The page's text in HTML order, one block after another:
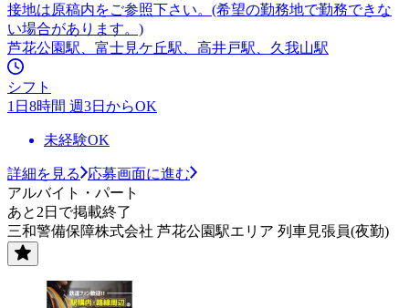
接地は原稿内をご参照下さい。(希望の勤務地で勤務できな
い場合があります。)
芦花公園駅、富士見ケ丘駅、高井戸駅、久我山駅
シフト
1日8時間 週3日からOK
未経験OK
詳細を見る
応募画面に進む
アルバイト・パート
あと2日で掲載終了
三和警備保障株式会社 芦花公園駅エリア 列車見張員(夜勤)